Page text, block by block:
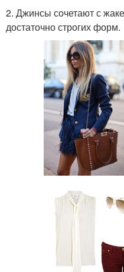
2. Джинсы сочетают с
достаточно строгих форм.